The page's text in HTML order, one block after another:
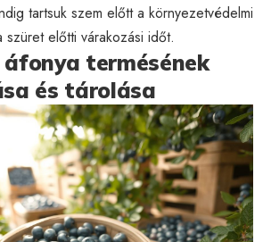
tartsuk szem előtt a környezetvédelmi
szüret előtti várakozási időt.
termésének
és tárolása